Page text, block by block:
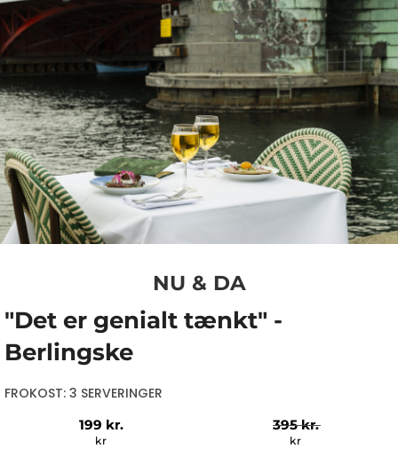
NU & DA
"Det er genialt tænkt" -
Berlingske
FROKOST: 3 SERVERINGER
199 kr.
kr
395kr.
kr